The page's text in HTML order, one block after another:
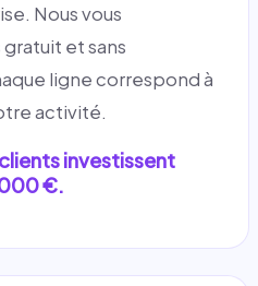
Nous vous
et sans
ligne correspond à
activité.
investissent
€.